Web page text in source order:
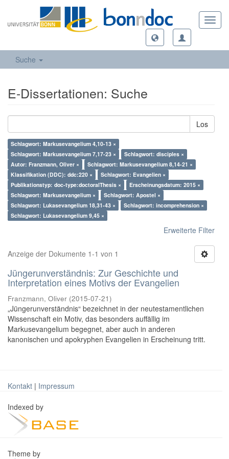
Suche
E-Dissertationen: Suche
Los
Schlagwort: Markusevangelium 4,10-13 ×
Schlagwort: Markusevangelium 7,17-23 ×
Schlagwort: disciples ×
Autor: Franzmann, Oliver ×
Schlagwort: Markusevangelium 8,14-21 ×
Klassifikation (DDC): ddc:220 ×
Schlagwort: Evangelien ×
Publikationstyp: doc-type:doctoralThesis ×
Erscheinungsdatum: 2015 ×
Schlagwort: Markusevangelium ×
Schlagwort: Apostel ×
Schlagwort: Lukasevangelium 18,31-43 ×
Schlagwort: incomprehension ×
Schlagwort: Lukasevangelium 9,45 ×
Erweiterte Filter
Anzeige der Dokumente 1-1 von 1
Jüngerunverständnis: Zur Geschichte und
Interpretation eines Motivs der Evangelien
Franzmann, Oliver (2015-07-21)
„Jüngerunverständnis“ bezeichnet in der neutestamentlichen
Wissenschaft ein Motiv, das besonders auffällig im
Markusevangelium begegnet, aber auch in anderen
kanonischen und apokryphen Evangelien in Erscheinung tritt.
Kontakt | Impressum
Indexed by
Theme by